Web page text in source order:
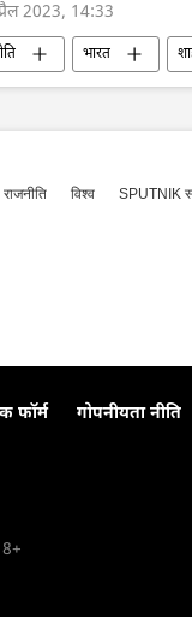
2023, 14:33
भारत
राजनीति विश्व SPUTNIK
फॉर्म गोपनीयता नीति